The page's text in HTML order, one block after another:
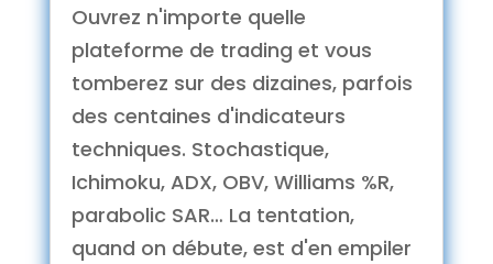
Ouvrez n'importe quelle
plateforme de trading et vous
tomberez sur des dizaines, parfois
des centaines d'indicateurs
techniques. Stochastique,
Ichimoku, ADX, OBV, Williams %R,
parabolic SAR… La tentation,
quand on débute, est d'en empiler